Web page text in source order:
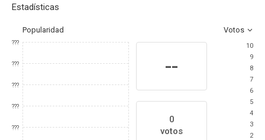
Estadísticas
Popularidad Votos
???
???
???
???
???
--
0
votos
10
9
8
7
6
5
4
3
2